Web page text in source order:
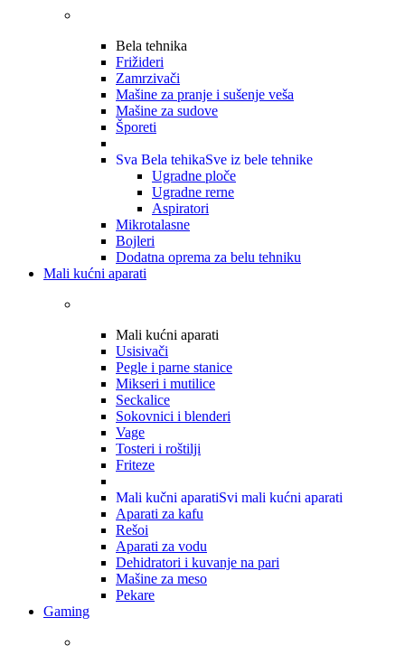
Bela tehnika
Frižideri
Zamrzivači
Mašine za pranje i sušenje veša
Mašine za sudove
Šporeti
Sva Bela tehikaSve iz bele tehnike
Ugradne ploče
Ugradne rerne
Aspiratori
Mikrotalasne
Bojleri
Dodatna oprema za belu tehniku
Mali kućni aparati
Mali kućni aparati
Usisivači
Pegle i parne stanice
Mikseri i mutilice
Seckalice
Sokovnici i blenderi
Vage
Tosteri i roštilji
Friteze
Mali kučni aparatiSvi mali kućni aparati
Aparati za kafu
Rešoi
Aparati za vodu
Dehidratori i kuvanje na pari
Mašine za meso
Pekare
Gaming